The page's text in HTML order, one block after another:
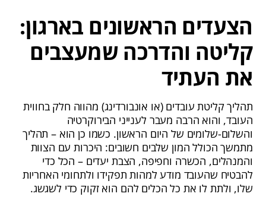
הצעדים הראשונים בארגון:
קליטה והדרכה שמעצבים
את העתיד
תהליך קליטת עובדים (או אונבורדינג) מהווה חלק בחווית
העובד, והוא הרבה מעבר לענייני הבירוקרטיה
והשלום-שלומים של היום הראשון. כשמו כן הוא – תהליך
מתמשך הכולל המון שלבים חשובים: היכרות עם הצוות
והמנהלים, הכשרה וחפיפה, הצבת יעדים – הכל כדי
להבטיח שהעובד מודע למהות תפקידו ולתחומי האחריות
שלו, ולתת לו את כל הכלים להם הוא זקוק כדי לשגשג.